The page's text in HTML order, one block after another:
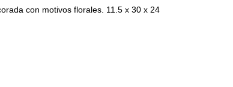
con motivos florales. 11.5 x 30 x 24